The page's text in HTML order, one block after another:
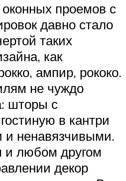
проемов с
давно стало
таких
как
ампир, рококо.
не чуждо
шторы с
в кантри
и ненавязчивыми.
и любом другом
декор